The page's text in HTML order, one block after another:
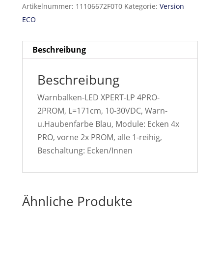
Artikelnummer: 11106672F0T0 Kategorie: Version
ECO
Beschreibung
Beschreibung
Warnbalken-LED XPERT-LP 4PRO-
2PROM, L=171cm, 10-30VDC, Warn-
u.Haubenfarbe Blau, Module: Ecken 4x
PRO, vorne 2x PROM, alle 1-reihig,
Beschaltung: Ecken/Innen
Ähnliche Produkte